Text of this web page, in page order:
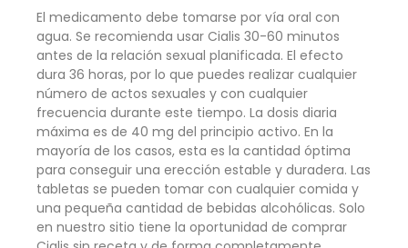
El medicamento debe tomarse por vía oral con
agua. Se recomienda usar Cialis 30-60 minutos
antes de la relación sexual planificada. El efecto
dura 36 horas, por lo que puedes realizar cualquier
número de actos sexuales y con cualquier
frecuencia durante este tiempo. La dosis diaria
máxima es de 40 mg del principio activo. En la
mayoría de los casos, esta es la cantidad óptima
para conseguir una erección estable y duradera. Las
tabletas se pueden tomar con cualquier comida y
una pequeña cantidad de bebidas alcohólicas. Solo
en nuestro sitio tiene la oportunidad de comprar